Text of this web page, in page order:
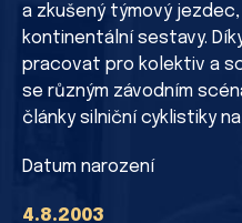
a zkušený týmový
kontinentální sestavy.
pracovat pro kolektiv a
se různým závodním
články silniční cyklistiky
Datum narození
4.8.2003